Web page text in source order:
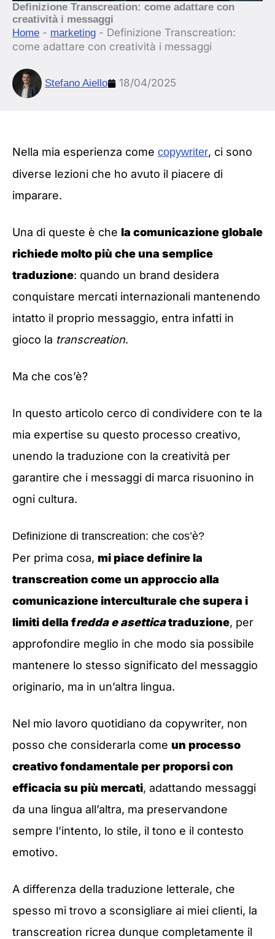
Definizione Transcreation: come adattare con
creatività i messaggi
Home - marketing - Definizione Transcreation:
come adattare con creatività i messaggi
Stefano Aiello 18/04/2025
Nella mia esperienza come copywriter, ci sono
diverse lezioni che ho avuto il piacere di
imparare.
Una di queste è che la comunicazione globale
richiede molto più che una semplice
traduzione: quando un brand desidera
conquistare mercati internazionali mantenendo
intatto il proprio messaggio, entra infatti in
gioco la transcreation.
Ma che cos’è?
In questo articolo cerco di condividere con te la
mia expertise su questo processo creativo,
unendo la traduzione con la creatività per
garantire che i messaggi di marca risuonino in
ogni cultura.
Definizione di transcreation: che cos’è?
Per prima cosa, mi piace definire la
transcreation come un approccio alla
comunicazione interculturale che supera i
limiti della fredda e asetticatraduzione, per
approfondire meglio in che modo sia possibile
mantenere lo stesso significato del messaggio
originario, ma in un’altra lingua.
Nel mio lavoro quotidiano da copywriter, non
posso che considerarla come un processo
creativo fondamentale per proporsi con
efficacia su più mercati, adattando messaggi
da una lingua all’altra, ma preservandone
sempre l’intento, lo stile, il tono e il contesto
emotivo.
A differenza della traduzione letterale, che
spesso mi trovo a sconsigliare ai miei clienti, la
transcreation ricrea dunque completamente il